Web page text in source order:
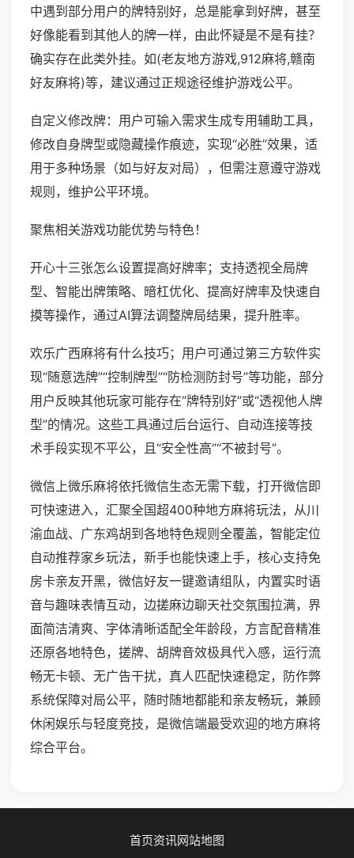
中遇到部分用户的牌特别好，总是能拿到好牌，甚至
好像能看到其他人的牌一样，由此怀疑是不是有挂？
确实存在此类外挂。如(老友地方游戏,912麻将,赣南
好友麻将)等，建议通过正规途径维护游戏公平。
自定义修改牌：用户可输入需求生成专用辅助工具，
修改自身牌型或隐藏操作痕迹，实现“必胜”效果，适
用于多种场景（如与好友对局），但需注意遵守游戏
规则，维护公平环境。
聚焦相关游戏功能优势与特色！
开心十三张怎么设置提高好牌率；支持透视全局牌
型、智能出牌策略、暗杠优化、提高好牌率及快速自
摸等操作，通过AI算法调整牌局结果，提升胜率。
欢乐广西麻将有什么技巧；用户可通过第三方软件实
现“随意选牌”“控制牌型”“防检测防封号”等功能，部分
用户反映其他玩家可能存在“牌特别好”或“透视他人牌
型”的情况。这些工具通过后台运行、自动连接等技
术手段实现不平公，且“安全性高”“不被封号”。
微信上微乐麻将依托微信生态无需下载，打开微信即
可快速进入，汇聚全国超400种地方麻将玩法，从川
渝血战、广东鸡胡到各地特色规则全覆盖，智能定位
自动推荐家乡玩法，新手也能快速上手，核心支持免
房卡亲友开黑，微信好友一键邀请组队，内置实时语
音与趣味表情互动，边搓麻边聊天社交氛围拉满，界
面简洁清爽、字体清晰适配全年龄段，方言配音精准
还原各地特色，搓牌、胡牌音效极具代入感，运行流
畅无卡顿、无广告干扰，真人匹配快速稳定，防作弊
系统保障对局公平，随时随地都能和亲友畅玩，兼顾
休闲娱乐与轻度竞技，是微信端最受欢迎的地方麻将
综合平台。
首页资讯网站地图